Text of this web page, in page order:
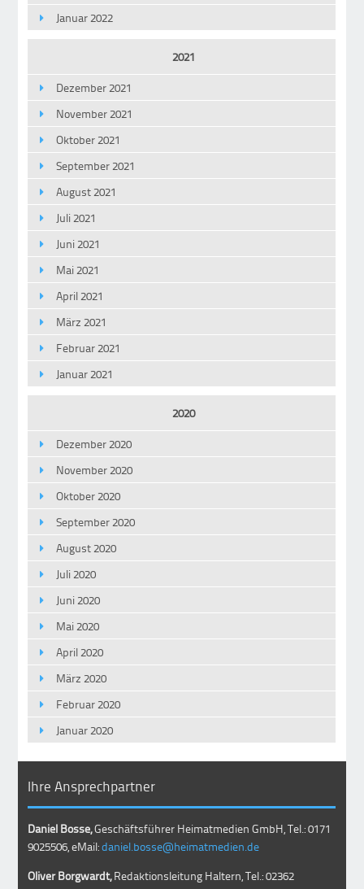
Januar 2022
2021
Dezember 2021
November 2021
Oktober 2021
September 2021
August 2021
Juli 2021
Juni 2021
Mai 2021
April 2021
März 2021
Februar 2021
Januar 2021
2020
Dezember 2020
November 2020
Oktober 2020
September 2020
August 2020
Juli 2020
Juni 2020
Mai 2020
April 2020
März 2020
Februar 2020
Januar 2020
Ihre Ansprechpartner
Daniel Bosse,Geschäftsführer Heimatmedien GmbH, Tel.: 0171
9025506, eMail:daniel.bosse@heimatmedien.de
Oliver Borgwardt,Redaktionsleitung Haltern, Tel.: 02362